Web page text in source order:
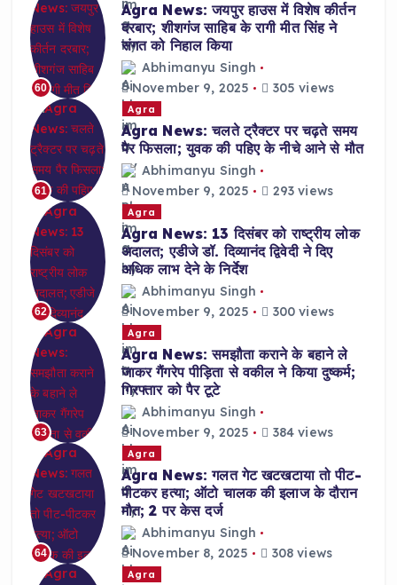
60
Agra News: जयपुर हाउस में विशेष कीर्तन
दरबार; शीशगंज साहिब के रागी मीत सिंह ने
संगत को निहाल किया
Abhimanyu Singh
November 9, 2025
305 views
61
Agra
Agra News: चलते ट्रैक्टर पर चढ़ते समय
पैर फिसला; युवक की पहिए के नीचे आने से मौत
Abhimanyu Singh
November 9, 2025
293 views
62
Agra
Agra News: 13 दिसंबर को राष्ट्रीय लोक
अदालत; एडीजे डॉ. दिव्यानंद द्विवेदी ने दिए
अधिक लाभ देने के निर्देश
Abhimanyu Singh
November 9, 2025
300 views
63
Agra
Agra News: समझौता कराने के बहाने ले
जाकर गैंगरेप पीड़िता से वकील ने किया दुष्कर्म;
गिरफ्तार को पैर टूटे
Abhimanyu Singh
November 9, 2025
384 views
64
Agra
Agra News: गलत गेट खटखटाया तो पीट-
पीटकर हत्या; ऑटो चालक की इलाज के दौरान
मौत; 2 पर केस दर्ज
Abhimanyu Singh
November 8, 2025
308 views
Agra